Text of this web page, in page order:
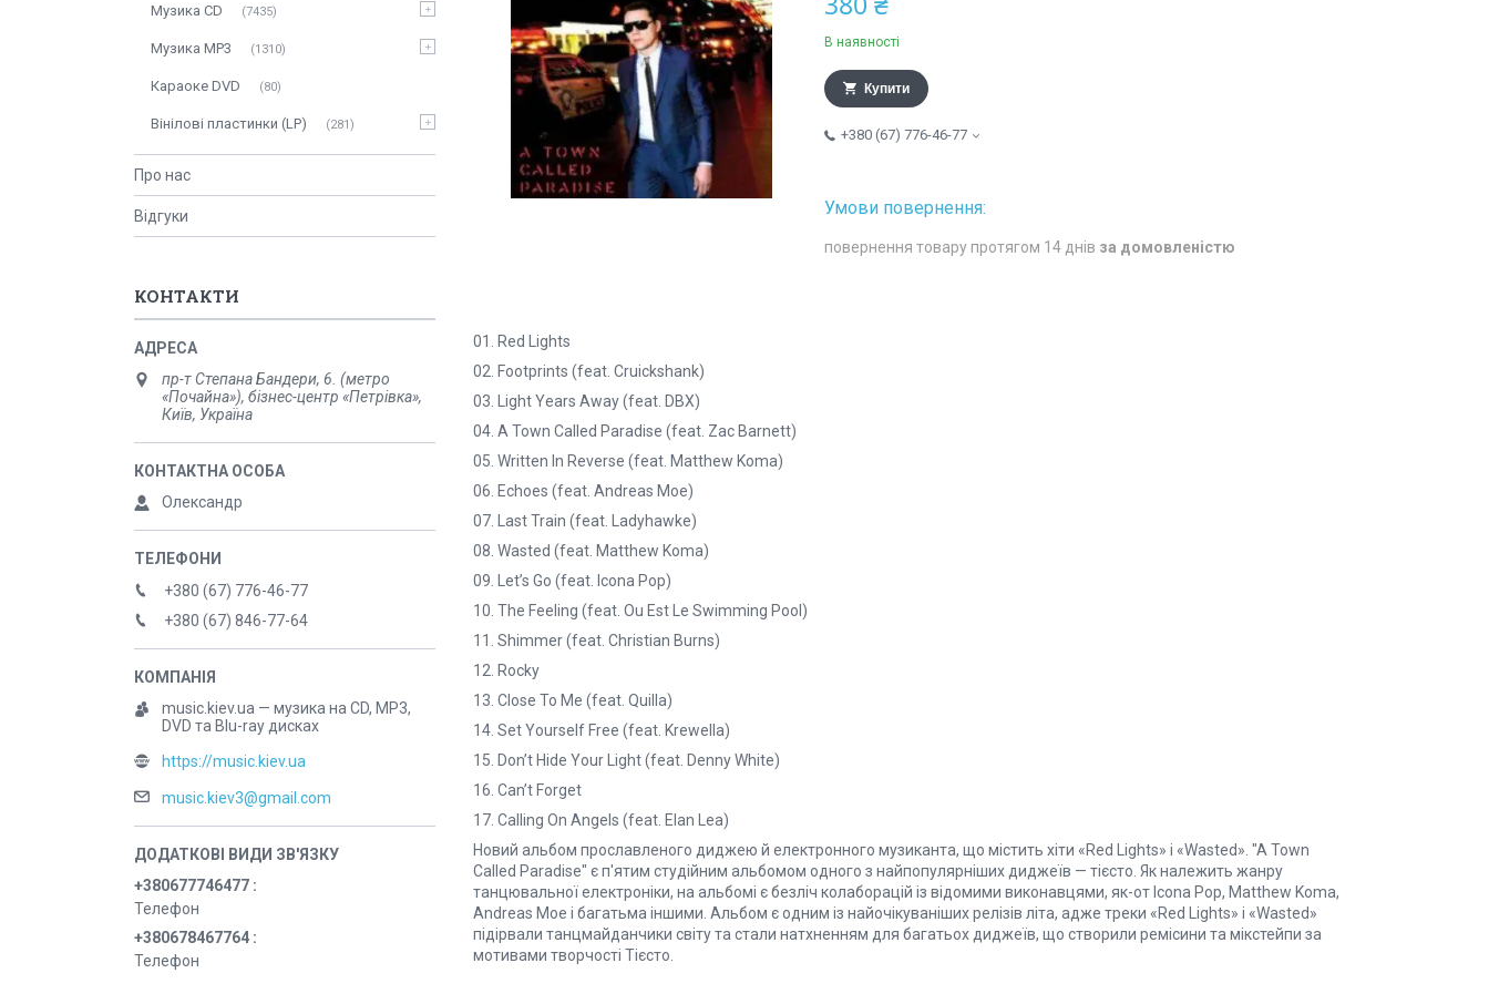
В наявності
Купити
+380 (67) 776-46-77
повернення товару протягом 14 днів за домовленістю
01. Red Lights
02. Footprints (feat. Cruickshank)
03. Light Years Away (feat. DBX)
04. A Town Called Paradise (feat. Zac Barnett)
05. Written In Reverse (feat. Matthew Koma)
06. Echoes (feat. Andreas Moe)
07. Last Train (feat. Ladyhawke)
08. Wasted (feat. Matthew Koma)
09. Let’s Go (feat. Icona Pop)
10. The Feeling (feat. Ou Est Le Swimming Pool)
11. Shimmer (feat. Christian Burns)
12. Rocky
13. Close To Me (feat. Quilla)
14. Set Yourself Free (feat. Krewella)
15. Don’t Hide Your Light (feat. Denny White)
16. Can’t Forget
17. Calling On Angels (feat. Elan Lea)
Новий альбом прославленого диджею й електронного музиканта, що містить хіти «Red Lights» і «Wasted». "A Town
Called Paradise" є п'ятим студійним альбомом одного з найпопулярніших диджеїв — тієсто. Як належить жанру
танцювальної електроніки, на альбомі є безліч колаборацій із відомими виконавцями, як-от Icona Pop, Matthew Koma,
Andreas Moe і багатьма іншими. Альбом є одним із найочікуваніших релізів літа, адже треки «Red Lights» і «Wasted»
підірвали танцмайданчики світу та стали натхненням для багатьох диджеїв, що створили ремісини та мікстейпи за
мотивами творчості Тієсто.
Музика CD 7435
Музика MP3 1310
Караоке DVD 80
Вінілові пластинки (LP) 281
Про нас
Відгуки
КОНТАКТИ
пр-т Степана Бандери, 6. (метро
«Почайна»), бізнес-центр «Петрівка»,
Київ, Україна
Олександр
+380 (67) 776-46-77
+380 (67) 846-77-64
music.kiev.ua — музика на CD, MP3,
DVD та Blu-ray дисках
https://music.kiev.ua
music.kiev3@gmail.com
+380677746477
Телефон
+380678467764
Телефон